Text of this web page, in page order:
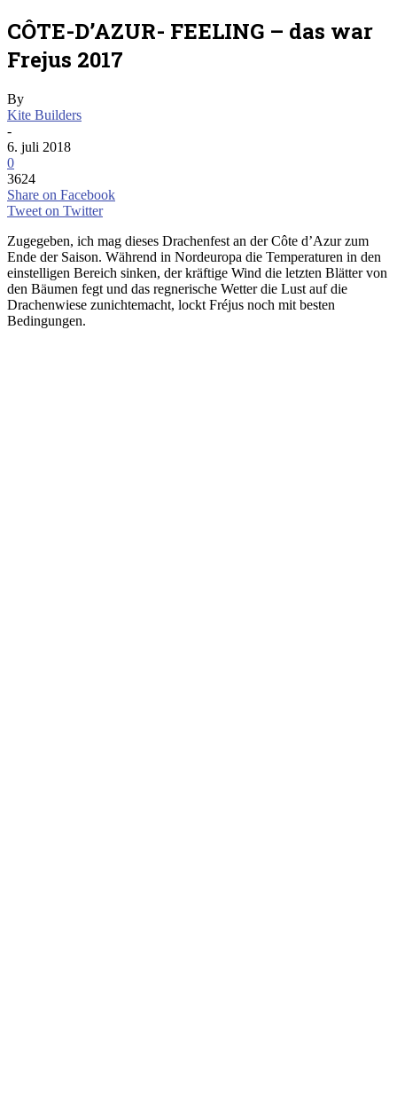
CÔTE-D’AZUR- FEELING – das war
Frejus 2017
By
Kite Builders
-
6. juli 2018
0
3624
Share on Facebook
Tweet on Twitter
Zugegeben, ich mag dieses Drachenfest an der Côte d’Azur zum
Ende der Saison. Während in Nordeuropa die Temperaturen in den
einstelligen Bereich sinken, der kräftige Wind die letzten Blätter von
den Bäumen fegt und das regnerische Wetter die Lust auf die
Drachenwiese zunichtemacht, lockt Fréjus noch mit besten
Bedingungen.